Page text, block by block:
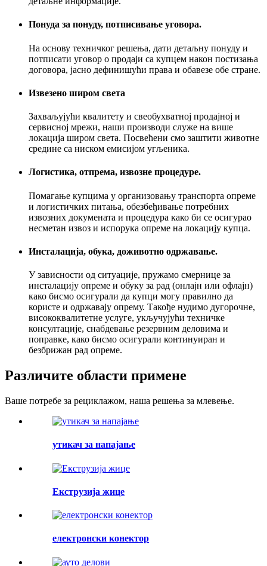
Понуда за понуду, потписивање уговора.
На основу техничког решења, дати детаљну понуду и
потписати уговор о продаји са купцем након постизања
договора, јасно дефинишући права и обавезе обе стране.
Извезено широм света
Захваљујући квалитету и свеобухватној продајној и
сервисној мрежи, наши производи служе на више
локација широм света. Посвећени смо заштити животне
средине са ниском емисијом угљеника.
Логистика, отпрема, извозне процедуре.
Помагање купцима у организовању транспорта опреме
и логистичких питања, обезбеђивање потребних
извозних докумената и процедура како би се осигурао
несметан извоз и испорука опреме на локацију купца.
Инсталација, обука, доживотно одржавање.
У зависности од ситуације, пружамо смернице за
инсталацију опреме и обуку за рад (онлајн или офлајн)
како бисмо осигурали да купци могу правилно да
користе и одржавају опрему. Такође нудимо дугорочне,
висококвалитетне услуге, укључујући техничке
консултације, снабдевање резервним деловима и
поправке, како бисмо осигурали континуиран и
безбрижан рад опреме.
Различите области примене
Ваше потребе за рециклажом, наша решења за млевење.
утикач за напајање
Екструзија жице
електронски конектор